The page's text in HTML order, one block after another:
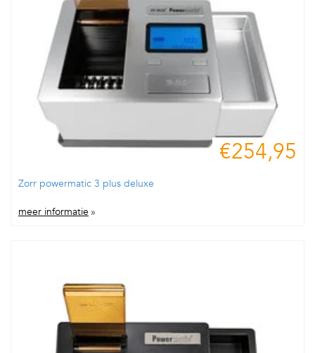
€254,95
Zorr powermatic 3 plus deluxe
meer informatie »